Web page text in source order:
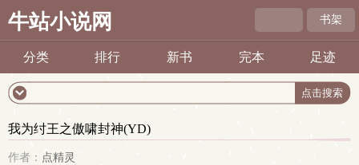
牛站小说网 书架
分类 排行 新书 完本 足迹
我为纣王之傲啸封神(YD)
作者： 点精灵